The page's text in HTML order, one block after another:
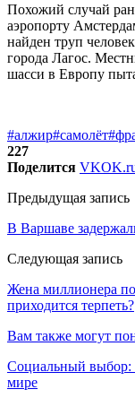
Похожий случай
аэропорту
найден труп
города Лагос.
шасси в Европу
#алжир#самолёт
227
Поделится VK
Предыдущая запись
В Варшаве
Следующая запись
Жена миллионера
приходится терпеть?
Вам также могут
Социальный выбор:
мире